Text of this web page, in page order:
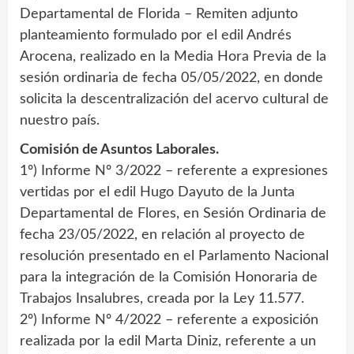
Departamental de Florida – Remiten adjunto
planteamiento formulado por el edil Andrés
Arocena, realizado en la Media Hora Previa de la
sesión ordinaria de fecha 05/05/2022, en donde
solicita la descentralización del acervo cultural de
nuestro país.
Comisión de Asuntos Laborales.
1º) Informe Nº 3/2022 – referente a expresiones
vertidas por el edil Hugo Dayuto de la Junta
Departamental de Flores, en Sesión Ordinaria de
fecha 23/05/2022, en relación al proyecto de
resolución presentado en el Parlamento Nacional
para la integración de la Comisión Honoraria de
Trabajos Insalubres, creada por la Ley 11.577.
2º) Informe Nº 4/2022 – referente a exposición
realizada por la edil Marta Diniz, referente a un